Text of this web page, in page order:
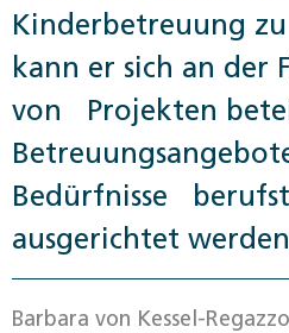
Kinderbetreuung zu
kann er sich an der
von Projekten
Bedürfnisse
ausgerichtet
Barbara von Kessel-